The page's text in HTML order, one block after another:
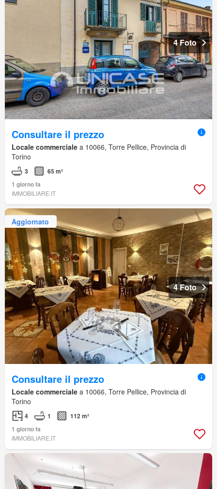
4 Foto
Consultare il prezzo
Locale commerciale a 10066, Torre Pellice, Provincia di
Torino
3
65 m²
1 giorno fa
IMMOBILIARE.IT
Aggiornato
4 Foto
Consultare il prezzo
Locale commerciale a 10066, Torre Pellice, Provincia di
Torino
4 1
112 m²
1 giorno fa
IMMOBILIARE.IT